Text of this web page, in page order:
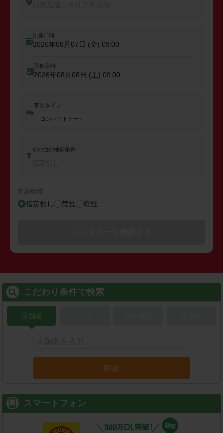
出発日時
2026年08月07日 (金) 09:00
返却日時
2026年08月08日 (土) 09:00
車両タイプ
コンパクトカー
その他の検索条件
禁煙/喫煙
指定無し 禁煙 喫煙
こだわり条件で検索
店舗名
検索
スマートフォン